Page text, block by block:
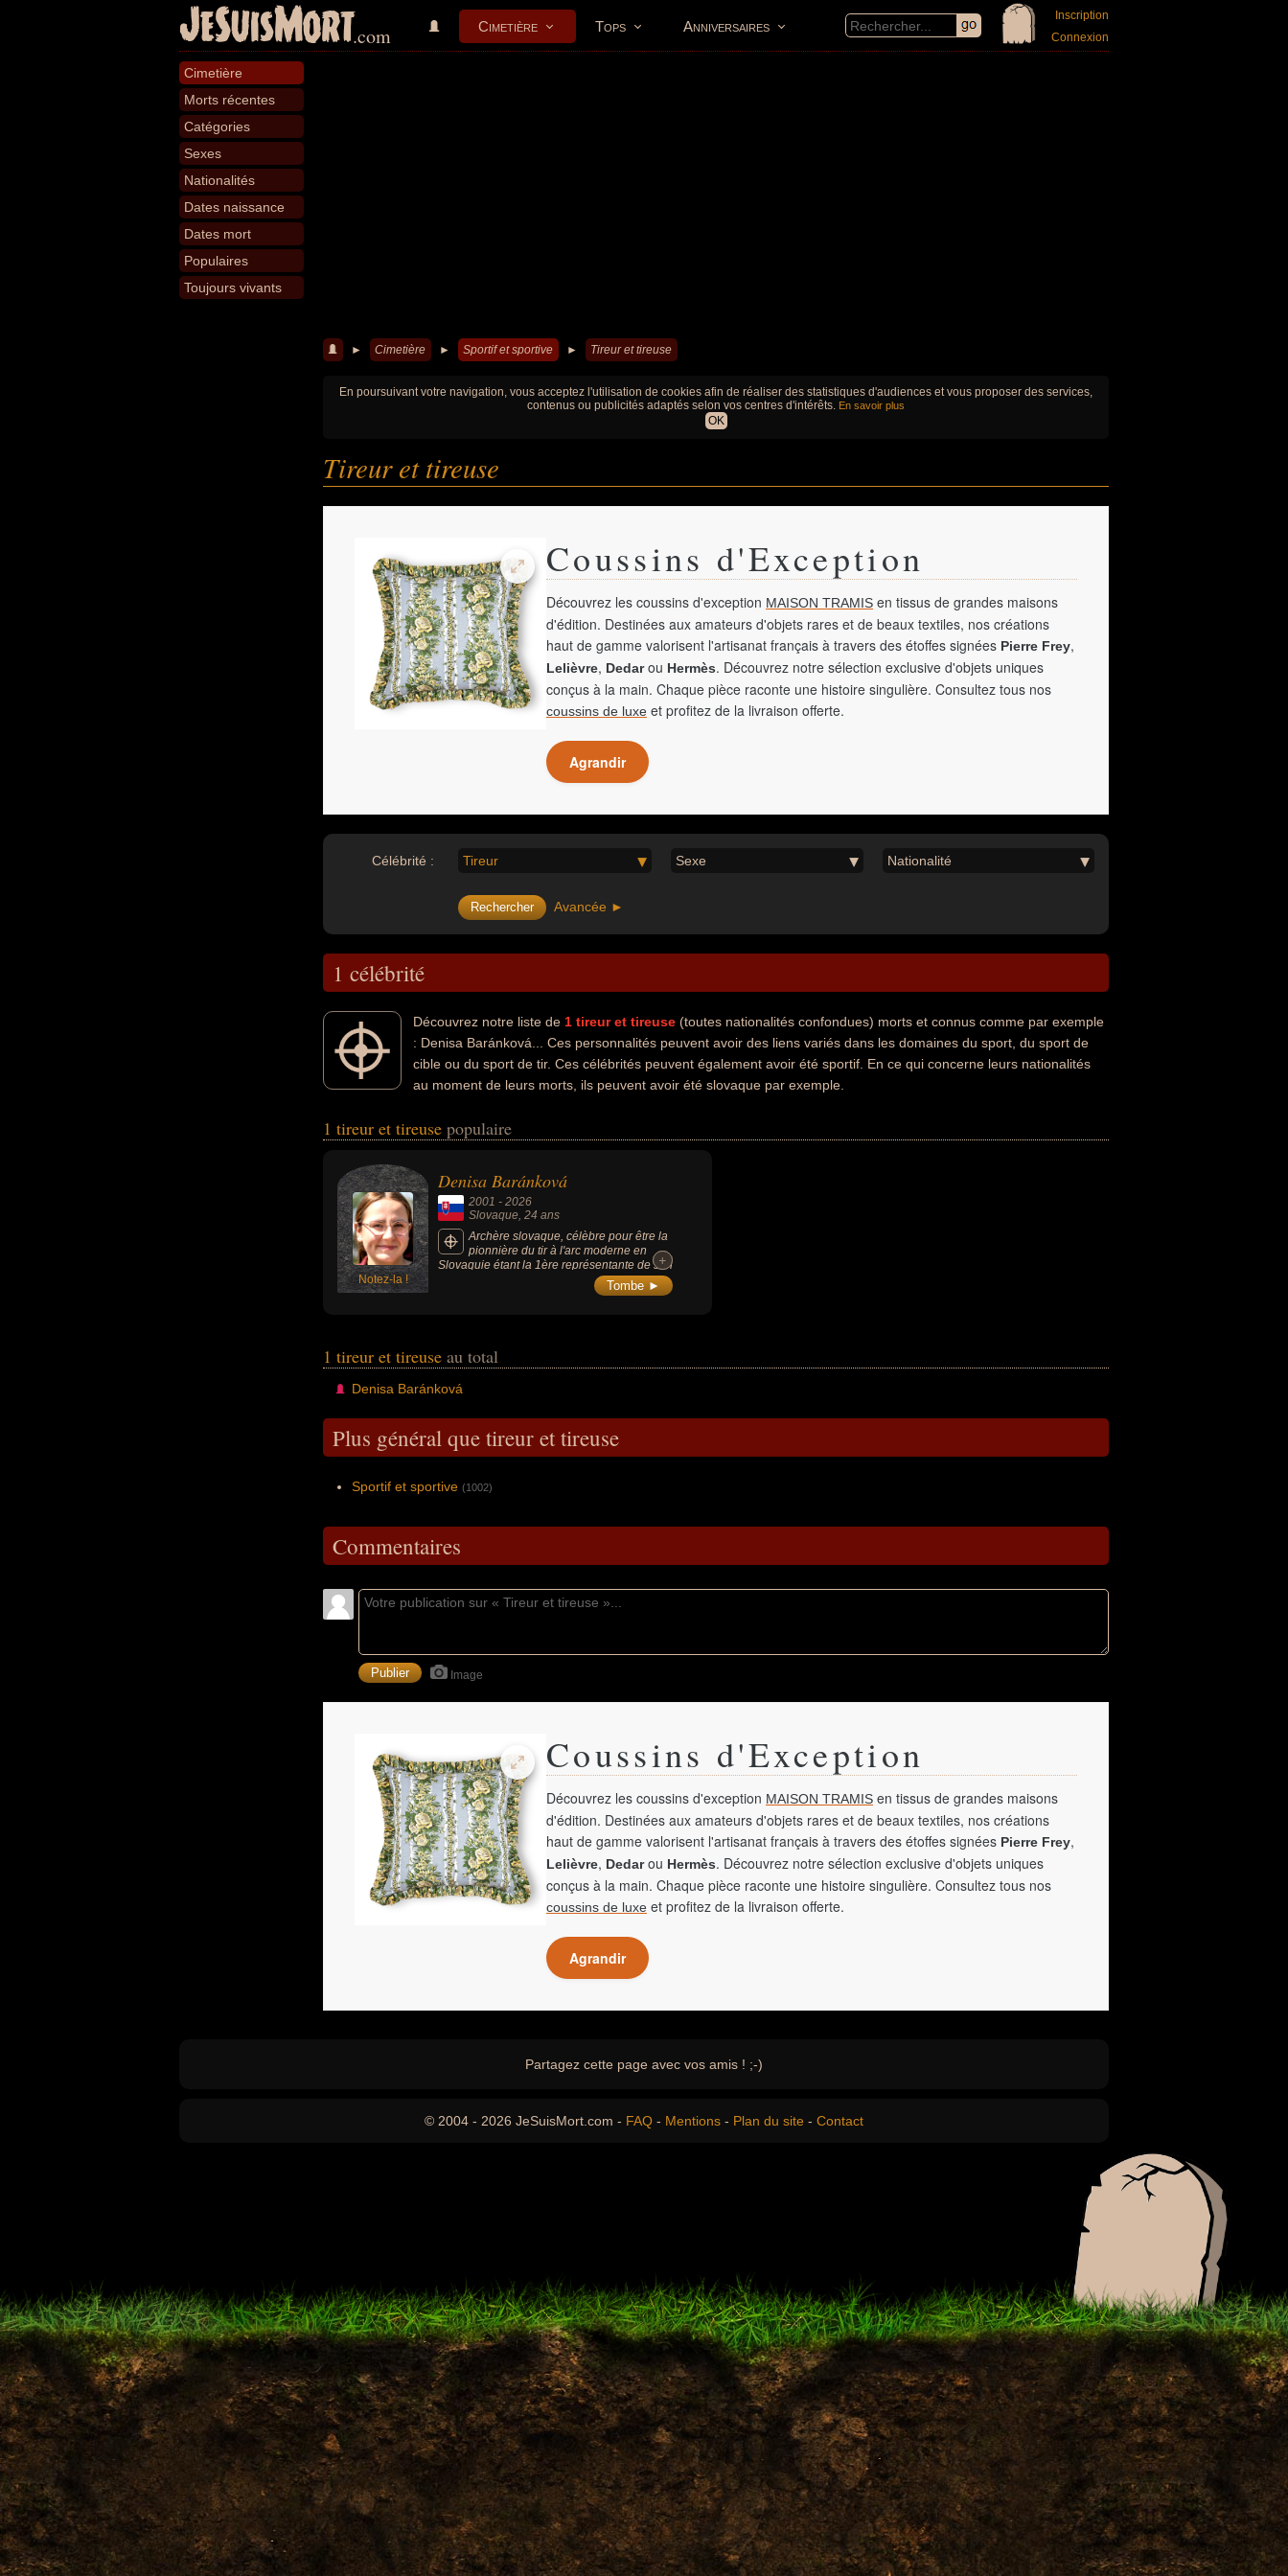
JeSuisMort.com Cimetière Tops Anniversaires
Inscription
Connexion
Cimetière
Morts récentes
Catégories
Sexes
Nationalités
Dates naissance
Dates mort
Populaires
Toujours vivants
► Cimetière ► Sportif et sportive ► Tireur et tireuse
En poursuivant votre navigation, vous acceptez l'utilisation de cookies afin de réaliser des statistiques d'audiences et vous proposer des services,
contenus ou publicités adaptés selon vos centres d'intérêts. En savoir plus
OK
Tireur et tireuse
Coussins d'Exception
Découvrez les coussins d'exception MAISON TRAMIS en tissus de grandes maisons
d'édition. Destinées aux amateurs d'objets rares et de beaux textiles, nos créations
haut de gamme valorisent l'artisanat français à travers des étoffes signées Pierre Frey,
Lelièvre, Dedarou Hermès. Découvrez notre sélection exclusive d'objets uniques
conçus à la main. Chaque pièce raconte une histoire singulière. Consultez tous nos
coussins de luxe et profitez de la livraison offerte.
Agrandir
Célébrité : Tireur Sexe Nationalité
Avancée ►
1 célébrité
Découvrez notre liste de 1 tireur et tireuse (toutes nationalités confondues) morts et connus comme par exemple
: Denisa Baránková... Ces personnalités peuvent avoir des liens variés dans les domaines du sport, du sport de
cible ou du sport de tir. Ces célébrités peuvent également avoir été sportif. En ce qui concerne leurs nationalités
au moment de leurs morts, ils peuvent avoir été slovaque par exemple.
1 tireur et tireuse populaire
Notez-la !
Denisa Baránková
2001 - 2026
Slovaque, 24 ans
Archère slovaque, célèbre pour être la
pionnière du tir à l'arc moderne en
Slovaquie étant la 1ère représentante de son
pays à se qualifier aux JO depuis
l'indépendance de la nation, médaille de
+
+
Tombe ►
1 tireur et tireuse au total
Denisa Baránková
Plus général que tireur et tireuse
Sportif et sportive (1002)
Commentaires
Image
Coussins d'Exception
Découvrez les coussins d'exception MAISON TRAMIS en tissus de grandes maisons
d'édition. Destinées aux amateurs d'objets rares et de beaux textiles, nos créations
haut de gamme valorisent l'artisanat français à travers des étoffes signées Pierre Frey,
Lelièvre, Dedarou Hermès. Découvrez notre sélection exclusive d'objets uniques
conçus à la main. Chaque pièce raconte une histoire singulière. Consultez tous nos
coussins de luxe et profitez de la livraison offerte.
Agrandir
Partagez cette page avec vos amis ! ;-)
© 2004 - 2026 JeSuisMort.com - FAQ - Mentions - Plan du site - Contact